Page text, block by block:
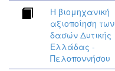
Η βιομηχανική
αξιοποίηση των
δασών Δυτικής
Ελλάδας -
Πελοποννήσου